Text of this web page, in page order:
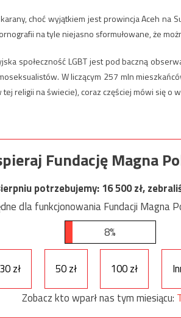
choć wyjątkiem jest prowincja Aceh na
na tyle niejasno sformułowane, że
społeczność LGBT jest pod baczną
W liczącym 257 mln
religii na świecie), coraz częściej mówi się o
Fundację Magna
potrzebujemy:16 500zł,
dla funkcjonowania Fundacji Magna
8%
30 zł 50 zł 100 zł
Zobacz kto wparł nas tym miesiącu: